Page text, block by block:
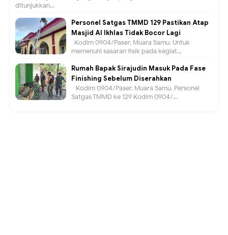
ditunjukkan...
Personel Satgas TMMD 129 Pastikan Atap
Masjid Al Ikhlas Tidak Bocor Lagi
Kodim 0904/Paser, Muara Samu. Untuk
memenuhi sasaran fisik pada kegiat...
Rumah Bapak Sirajudin Masuk Pada Fase
Finishing Sebelum Diserahkan
Kodim 0904/Paser, Muara Samu. Personel
Satgas TMMD ke 129 Kodim 0904/...